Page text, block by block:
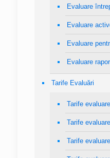
Evaluare
Evaluare
Evaluare
Evaluare
Tarife Evaluări
Tarife
Tarife
Tarife